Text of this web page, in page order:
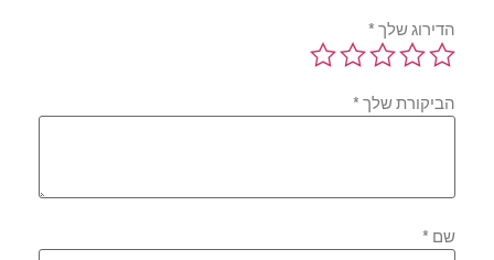
הדירוג שלך*
הביקורת שלך*
שם*